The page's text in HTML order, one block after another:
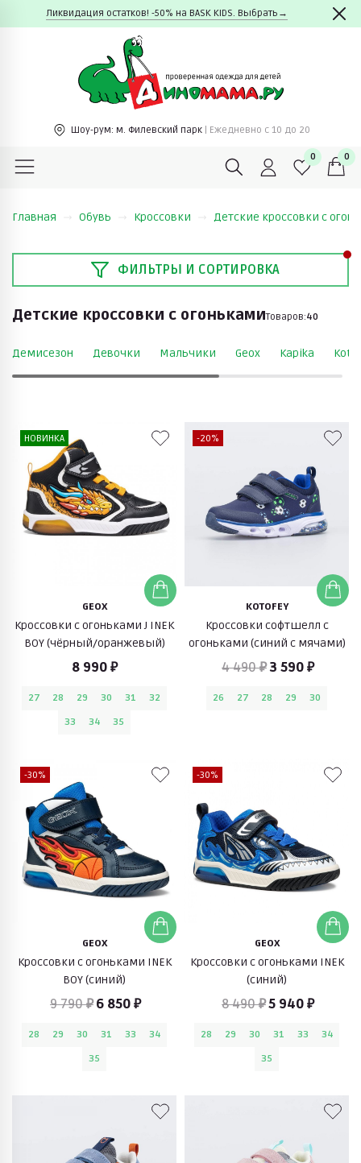
Ликвидация остатков! -50% на BASK KIDS. Выбрать→
Шоу-рум: м. Филевский парк | Ежедневно c 10 до 20
0 0
Главная Обувь Кроссовки Детские кроссовки с
ФИЛЬТРЫ И СОРТИРОВКА
Детские кроссовки с огонькамиТоваров:40
Демисезон Девочки Мальчики Geox Kapika
НОВИНКА
GEOX
Кроссовки с огоньками J INEK
BOY (чёрный/оранжевый)
8 990 ₽
27 28 29 30 31
32
33
34 35
-20%
KOTOFEY
Кроссовки софтшелл с
огоньками (синий с мячами)
4 490 ₽3 590 ₽
26 27 28 29 30
-30%
GEOX
Кроссовки с огоньками INEK
BOY (синий)
9 790 ₽ 6 850 ₽
28 29 30 31 33
34
35
-30%
GEOX
Кроссовки с огоньками INEK
(синий)
8 490 ₽5 940 ₽
28 29 30 31 33
34
35